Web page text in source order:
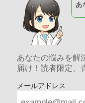
あ
あなたの悩みを解
届け！読者限定、
メールアドレス